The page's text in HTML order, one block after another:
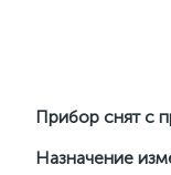
Прибор снят с
Назначение